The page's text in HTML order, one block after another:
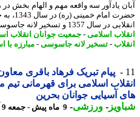
یادآور سه واقعه مهم و الهام بخش در
حضرت امام
1357 و تسخیر لانه جاسوسی آمریکا در ...
اسلامی-جمعیت جوانان انقلاب
-تسخیر لانه جاسوسی-مبارزه با
پیام تبریک فرهاد باقری معاون
اسلامی برای قهرمانی تیم ملی
آسیایی جوانان بحرین
-ورزشی-9 ماه پیش - جمعه 9 آبان 1404، 13:32